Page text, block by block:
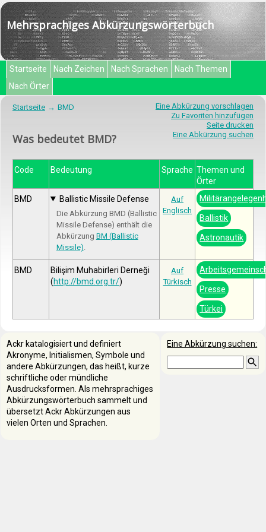
Mehrsprachiges Abkürzungswörterbuch
Startseite Nach Zeichen Nach Sprachen
Nach Themen
Nach Örter
Eine Abkürzung vorschlagen
Zu Favoriten hinzufügen
Seite drucken
Eine Abkürzung suchen
Startseite BMD
Was bedeutet BMD?
Code Bedeutung Sprache Themen und
Örter
BMD
Ballistic Missile Defense
Die Abkürzung BMD (Ballistic
Missile Defense) enthält die
Abkürzung BM (Ballistic
Missile)
Auf
Englisch
Ballistik
Astronautik
BMD
Bilişim Muhabirleri Derneği
(http://bmd.org.tr/)
Auf
Türkisch
Presse
Türkei
Eine Abkürzung suchen:
Ackr katalogisiert und definiert
Akronyme, Initialismen, Symbole und
andere Abkürzungen, das heißt, kurze
schriftliche oder mündliche
Ausdrucksformen. Als mehrsprachiges
Abkürzungswörterbuch sammelt und
übersetzt Ackr Abkürzungen aus
vielen Orten und Sprachen.